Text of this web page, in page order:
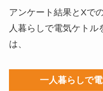
アンケート結果とXで
人暮らしで電気ケトル
は、
一人暮らしで